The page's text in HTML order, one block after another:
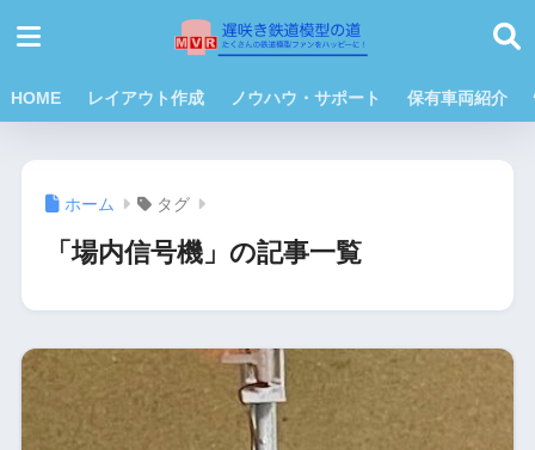
HOME レイアウト作成 ノウハウ・サポート 保有車両紹介
ホーム タグ
「場内信号機」の記事一覧